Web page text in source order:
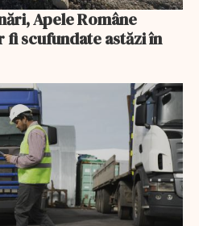
Apele Române
fi scufundate astăzi în